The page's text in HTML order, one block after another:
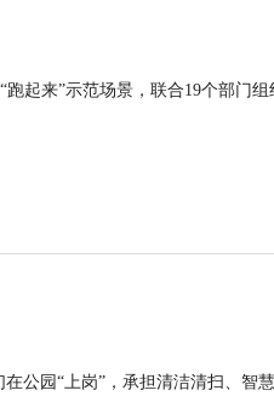
起来”示范场景，联合19个部门
公园“上岗”，承担清洁清扫、智